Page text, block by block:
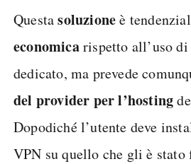
Questasoluzioneè
economicarispetto all’uso
dedicato, ma prevede
del provider per l’hosting
Dopodiché l’utente deve
VPN su quello che gli è